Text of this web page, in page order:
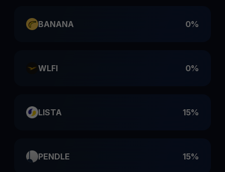
BANANA 0%
WLFI 0%
LISTA 15%
PENDLE 15%